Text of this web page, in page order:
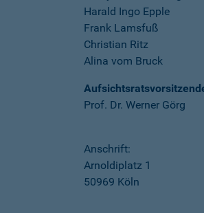
Harald Ingo Epple
Frank Lamsfuß
Christian Ritz
Alina vom Bruck
Prof. Dr. Werner Görg
Anschrift:
Arnoldiplatz 1
50969 Köln